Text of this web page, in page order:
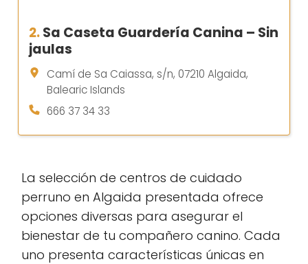
2.Sa Caseta Guardería Canina – Sin
jaulas
Camí de Sa Caiassa, s/n, 07210 Algaida,
Balearic Islands
666 37 34 33
La selección de centros de cuidado
perruno en Algaida presentada ofrece
opciones diversas para asegurar el
bienestar de tu compañero canino. Cada
uno presenta características únicas en